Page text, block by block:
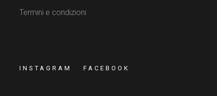
Termini e condizioni
INSTAGRAM FACEBOOK